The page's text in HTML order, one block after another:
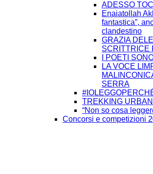
ADESSO
Enaiatollah
fantastica”,
clandestino
GRAZIA
SCRITTRICE
I POETI
LA VOCE
SERRA
TREKKING
“Non so cosa
Concorsi e competizioni